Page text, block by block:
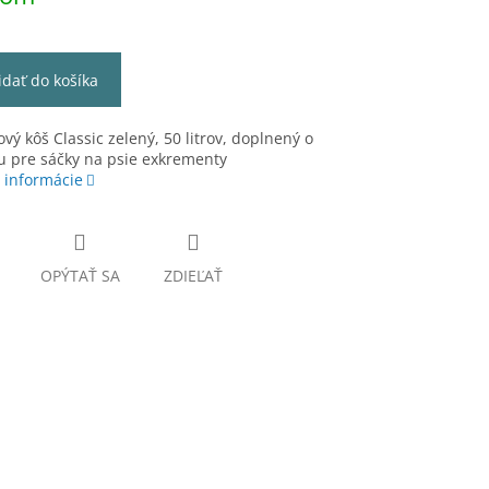
do košíka
kôš Classic zelený, 50 litrov, doplnený o
pre sáčky na psie exkrementy
informácie
OPÝTAŤ SA ZDIEĽAŤ